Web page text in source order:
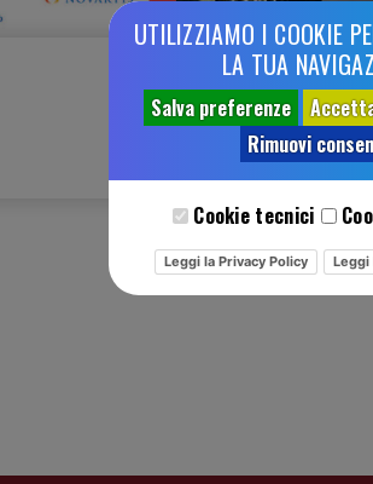
UTILIZZIAMO I COOKIE
LA TUA
Salva preferenze
Rimuovi
Cookie tecnici
Leggi la Privacy Policy Leggi